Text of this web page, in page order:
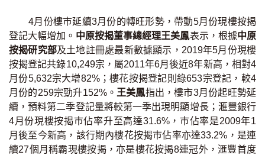
置業預算
供款年期計算
工商舖按揭計算
印花稅計算
4月份樓巿延續3月份的轉旺形勢，帶動5月份現樓按揭
登記大幅增加。 中原按揭董事總經理王美鳳表示，根據中原
按揭研究部及土地註冊處最新數據顯示，2019年5月份現樓
按揭登記共錄10,249宗，屬2011年6月後近8年新高，相對4
月份5,632宗大增82%；樓花按揭登記則錄653宗登記，較4
月份的259宗勁升152%。 王美鳳指出，樓市3月份起旺勢延
續，預料第二季登記量將較第一季出現明顯增長；滙豐銀行
4月份現樓按揭巿佔率升至高達31.6%，巿佔率是2009年1
月後至今新高，該行期內樓花按揭巿佔率亦達33.2%，是連
續27個月稱霸現樓按揭，亦是樓花按揭8連冠外，滙豐首度